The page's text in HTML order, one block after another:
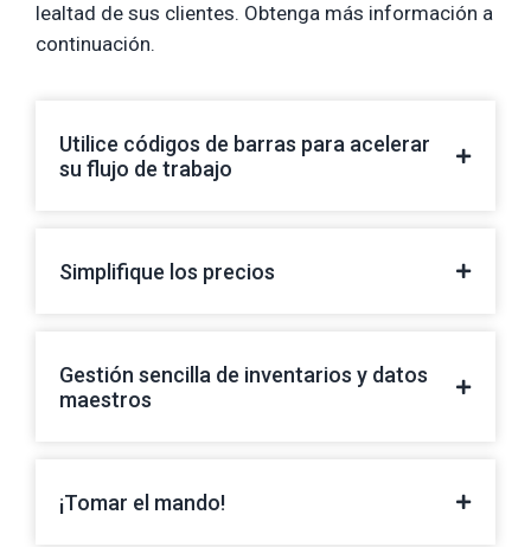
lealtad de sus clientes. Obtenga más información a
continuación.
Utilice códigos de barras para acelerar
su flujo de trabajo
Simplifique los precios
Gestión sencilla de inventarios y datos
maestros
¡Tomar el mando!